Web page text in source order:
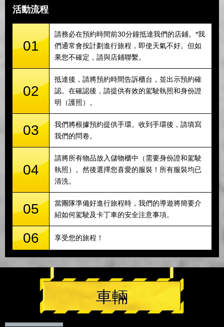
活動流程
01
請務必在預約時間前30分鐘抵達我們的店鋪。*我
們通常會按計劃進行旅程，即使天氣不好。但如
果您不確定，請與店鋪聯繫。
02
抵達後，請將預約時間告訴櫃台，並出示預約確
認。在確認後，請提供有效的駕駛執照和身份證
明（護照）。
03
我們將根據預約提供手環。收到手環後，請填寫
我們的問卷。
04
請將所有物品放入儲物櫃中（需要身份證和駕駛
執照）。然後選擇您喜愛的服裝！所有服裝均已
清洗。
05
當團隊準備好進行旅程時，我們的導遊將簡要介
紹如何駕駛及卡丁車的安全注意事項。
06 享受您的旅程！
車輛